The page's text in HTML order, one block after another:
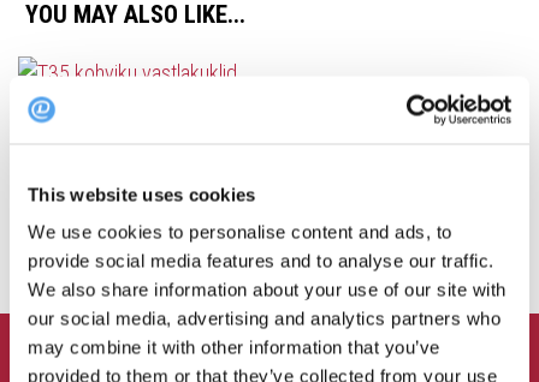
This website uses cookies
We use cookies to personalise content and ads, to
provide social media features and to analyse our traffic.
We also share information about your use of our site with
our social media, advertising and analytics partners who
may combine it with other information that you’ve
provided to them or that they’ve collected from your use
YOU MAY ALSO LIKE...
Vastlakuklite eri: vaata,
vastlakukleid
4. VEEBRUAR 2026
Soovitus: 5 restorani, kus
koolialgust tähistada
FOLLOW: